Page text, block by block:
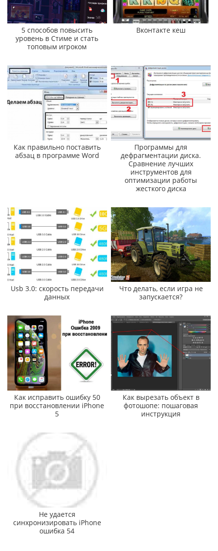
5 способов повысить
уровень в Стиме и стать
топовым игроком
Вконтакте кеш
Как правильно поставить
абзац в программе Word
Программы для
дефрагментации диска.
Сравнение лучших
инструментов для
оптимизации работы
жесткого диска
Usb 3.0: скорость передачи
данных
Что делать, если игра не
запускается?
Как исправить ошибку 50
при восстановлении iPhone
5
Как вырезать объект в
фотошопе: пошаговая
инструкция
Не удается
синхронизировать iPhone
ошибка 54